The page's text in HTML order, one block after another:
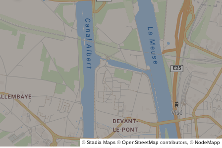
©Stadia Maps ©OpenStreetMap contributors, ©NodeMapp